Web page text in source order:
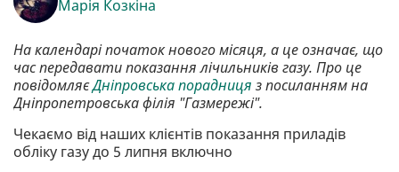
Марія Козкіна
На календарі початок нового місяця, а це означає, що
час передавати показання лічильників газу. Про це
повідомляєДніпровська порадниця з посиланням на
Дніпропетровська філія "Газмережі".
Чекаємо від наших клієнтів показання приладів
обліку газу до 5 липня включно